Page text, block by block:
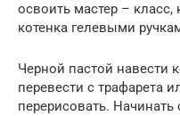
освоить мастер – класс,
котенка гелевыми
Черной пастой навести
перевести с трафарета
перерисовать.